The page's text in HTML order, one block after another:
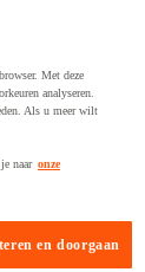
Met deze
analyseren.
Als u meer wilt
naar onze
en doorgaan